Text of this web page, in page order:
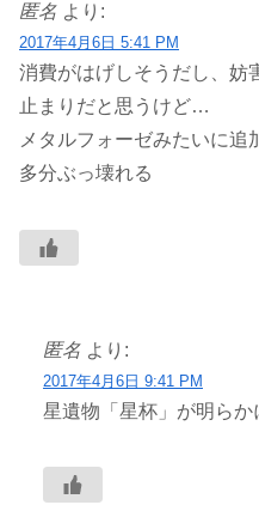
匿名 より:
2017年4月6日 5:41 PM
消費がはげしそうだし、妨
止まりだと思うけど…
メタルフォーゼみたいに追
多分ぶっ壊れる
匿名 より:
2017年4月6日 9:41 PM
星遺物「星杯」が明らか